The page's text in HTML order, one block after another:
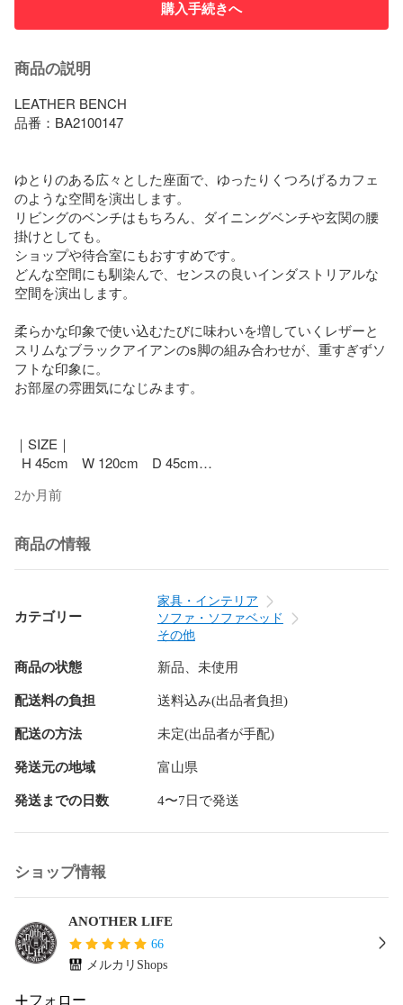
購入手続きへ
商品の説明
LEATHER BENCH
品番：BA2100147
ゆとりのある広々とした座面で、ゆったりくつろげるカフェ
のような空間を演出します。
リビングのベンチはもちろん、ダイニングベンチや玄関の腰
掛けとしても。
ショップや待合室にもおすすめです。
どんな空間にも馴染んで、センスの良いインダストリアルな
空間を演出します。
柔らかな印象で使い込むたびに味わいを増していくレザーと
スリムなブラックアイアンのs脚の組み合わせが、重すぎずソ
フトな印象に。
お部屋の雰囲気になじみます。
｜SIZE｜
  H 45cm　W 120cm　D 45cm
｜素材｜
｜カラー｜
  CAMEL
□ 火・金の営業日（〆切9:00）
□ 佐川急便
□ 沖縄県・離島・一部地域への発送は行っておりません
＜ 備考 ＞
※色味・質感に関しましてはブラウザの閲覧環境によって、実
＜問合わせ＞
□ 月・火・木・金 9:30 - 15:00
□ 休業日／祝日・GW・夏季・年末年始
長椅子 ソファー 食卓椅子 ブラウン 本革 アイアン シンプル
レトロ ヴィンテージ おしゃれ かっこいい カフェ 男前インテ
2か月前
商品の情報
カテゴリー
家具・インテリア
ソファ・ソファベッド
その他
商品の状態 新品、未使用
配送料の負担 送料込み(出品者負担)
配送の方法 未定(出品者が手配)
発送元の地域 富山県
発送までの日数 4〜7日で発送
ショップ情報
ANOTHER LIFE
66
メルカリShops
フォロー